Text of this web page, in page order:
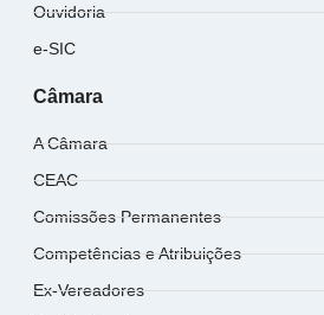
Ouvidoria
e-SIC
Câmara
A Câmara
CEAC
Comissões Permanentes
Competências e Atribuições
Ex-Vereadores